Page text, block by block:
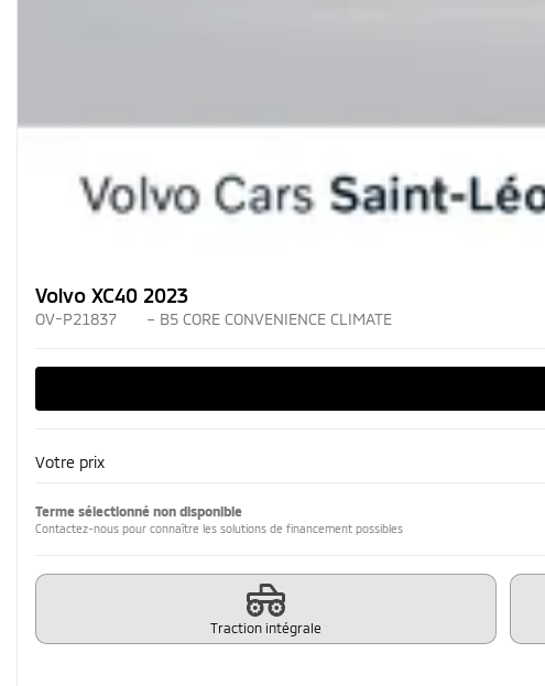
Volvo XC40 2023
OV-P21837 – B5 CORE CONVENIENCE CLIMATE
Votre prix
Terme sélectionné non disponible
Contactez-nous pour connaître les solutions de financement possibles
Traction intégrale